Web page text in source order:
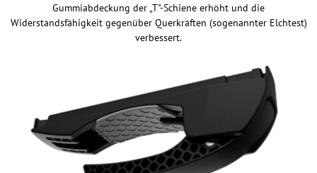
Gummiabdeckung der „T"-Schiene erhöht und die
Widerstandsfähigkeit gegenüber Querkräften (sogenannter Elchtest)
verbessert.